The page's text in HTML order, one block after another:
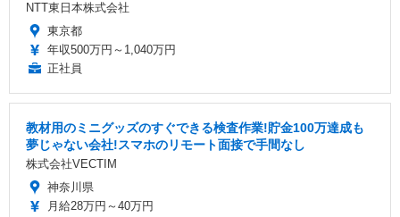
NTT東日本株式会社
東京都
年収500万円～1,040万円
正社員
教材用のミニグッズのすぐできる検査作業!貯金100万達成も
夢じゃない会社!スマホのリモート面接で手間なし
株式会社VECTIM
神奈川県
月給28万円～40万円